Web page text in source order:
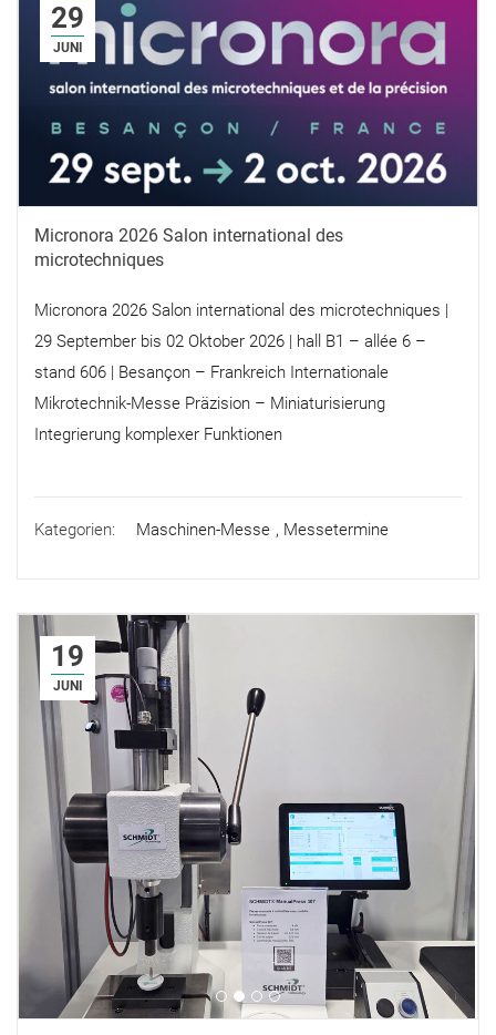
29
JUNI
Micronora 2026 Salon international des
microtechniques
Micronora 2026 Salon international des microtechniques |
29 September bis 02 Oktober 2026 | hall B1 – allée 6 –
stand 606 | Besançon – Frankreich Internationale
Mikrotechnik-Messe Präzision – Miniaturisierung
Integrierung komplexer Funktionen
Kategorien: Maschinen-Messe , Messetermine
19
JUNI